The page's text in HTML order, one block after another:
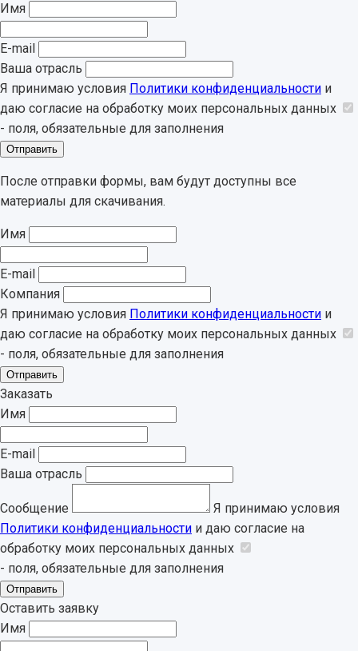
Имя
E-mail
Ваша отрасль
Я принимаю условия Политики конфиденциальности и
даю согласие на обработку моих персональных данных
- поля, обязательные для заполнения
Отправить
После отправки формы, вам будут доступны все
материалы для скачивания.
Имя
E-mail
Компания
Я принимаю условия Политики конфиденциальности и
даю согласие на обработку моих персональных данных
- поля, обязательные для заполнения
Отправить
Заказать
Имя
E-mail
Ваша отрасль
Сообщение
Я принимаю условия
Политики конфиденциальности и даю согласие на
обработку моих персональных данных
- поля, обязательные для заполнения
Отправить
Оставить заявку
Имя